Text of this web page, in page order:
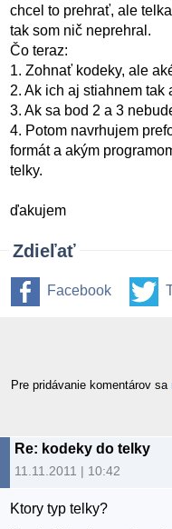
chcel to prehrať, ale
tak som nič neprehral.
Čo teraz:
1. Zohnať kodeky, ale
2. Ak ich aj stiahnem tak
3. Ak sa bod 2 a 3
4. Potom navrhujem
formát a akým
telky.
ďakujem
Zdieľať
Facebook
Pre pridávanie komentárov sa
Re: kodeky do telky
11.11.2011 | 10:42
Ktory typ telky?